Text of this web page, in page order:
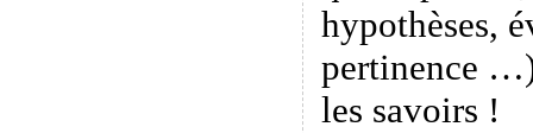
hypothèses,
pertinence
les savoirs !